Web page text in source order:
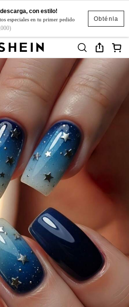
Obténla
con estilo!
especiales en tu primer pedido